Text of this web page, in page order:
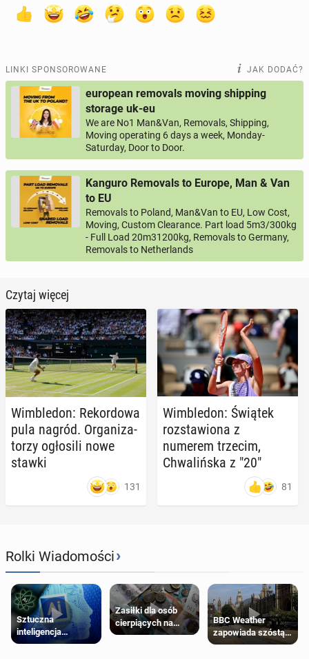
LINKI SPONSOROWANE JAK DODAĆ?
european removals moving shipping
storage uk-eu
We are No1 Man&Van, Removals, Shipping,
Moving operating 6 days a week, Monday-
Saturday, Door to Door.
Kanguro Removals to Europe, Man & Van
to EU
Removals to Poland, Man&Van to EU, Low Cost,
Moving, Custom Clearance. Part load 5m3/300kg
- Full Load 20m31200kg, Removals to Germany,
Removals to Netherlands
Czytaj więcej
Wim­ble­don: Re­kor­do­wa
pula nagród. Or­ga­ni­za­
to­rzy ogło­si­li nowe
stawki
131
Wim­ble­don: Świątek
roz­sta­wio­na z
numerem trzecim,
Chwa­liń­ska z "20"
81
Rolki Wiadomości›
Sztuczna
inteligencja
próbowała oszukać
Zasiłki dla osób
cierpiących na
schorzenia
BBC Weather
zapowiada szóstą
falę upałów w